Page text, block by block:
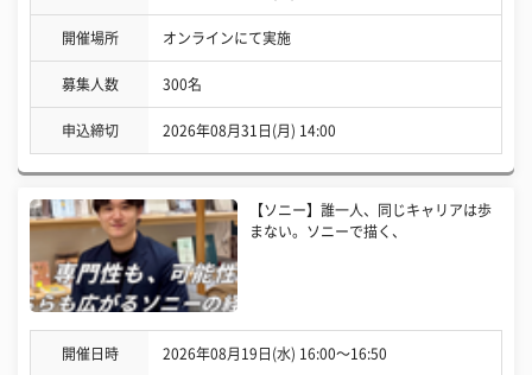
開催場所 オンラインにて実施
募集人数 300名
申込締切 2026年08月31日(月) 14:00
【ソニー】誰一人、同じキャリアは歩
まない。ソニーで描く、
開催日時 2026年08月19日(水) 16:00〜16:50